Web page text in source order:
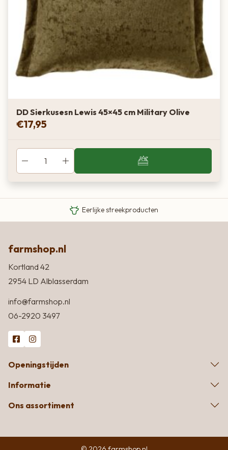
DD Sierkusesn Lewis 45×45 cm Military Olive
€17,95
Eigen Limousin runderen
Eerlijke streekproducten
farmshop.nl
Kortland 42
2954 LD Alblasserdam
info@farmshop.nl
06-2920 3497
Openingstijden
Informatie
Ons assortiment